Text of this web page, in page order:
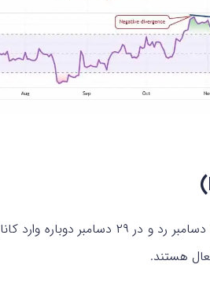
از ۲,۴۴۶ دلار در ۲۸ دسامبر رد و در
هستند.